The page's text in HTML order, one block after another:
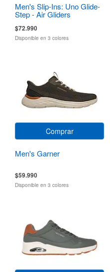
Men's Slip-Ins: Uno Glide-
Step - Air Gliders
$72.990
Disponible en 3 colores
Comprar
Men's Garner
$59.990
Disponible en 3 colores